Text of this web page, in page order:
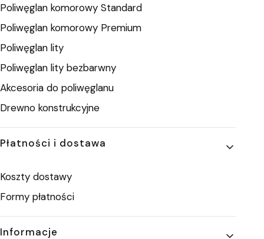
Poliwęglan komorowy Standard
Poliwęglan komorowy Premium
Poliwęglan lity
Poliwęglan lity bezbarwny
Akcesoria do poliwęglanu
Drewno konstrukcyjne
Płatności i dostawa
Koszty dostawy
Formy płatności
Informacje